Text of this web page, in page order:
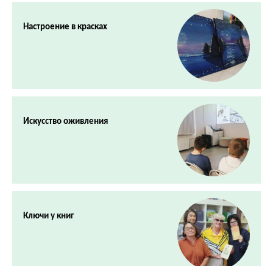
Настроение в красках
Искусство оживления
Ключи у книг